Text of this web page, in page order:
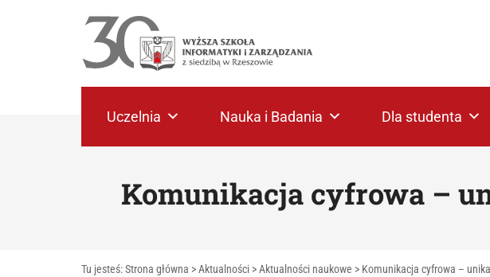
Uczelnia Nauka i Badania Dla studenta
Komunikacja cyfrowa –
Tu jesteś:Strona główna >Aktualności >Aktualności naukowe > Komunikacja cyfrowa –